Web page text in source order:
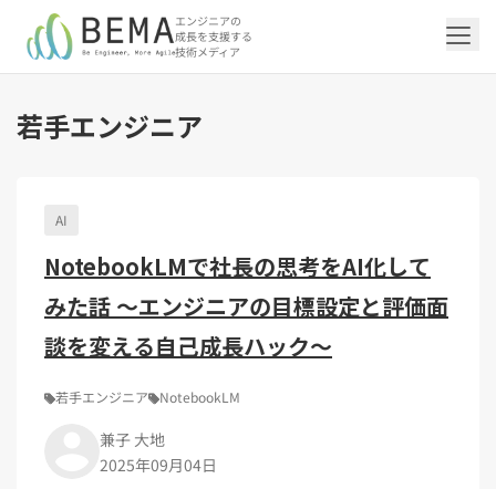
エンジニアの
成長を支援する
技術メディア
「アジャイル開発/スクラム」の記事一覧を
「アジャイル開発/スクラム」のタグ一覧
スクラムマスター（18）
アジャイル（14）
レトロスペクティブ（6）
DX Criteria（1）
「DevOps/クラウド」の記事一覧を見る
AWS（20）
CI/CD（9）
Terraform（6）
インフラストラクチャ（5）
Docker（4）
サーバーレス（3）
CloudWatch（2）
CodeCommit（2）
Amplify（2）
Ansible（2）
Google Cloud（1）
Platform Engineering（1）
さくらのクラウド（1）
「AI」の記事一覧を見る
生成AI（13）
AIエージェント（4）
NotebookLM（3）
Gemini（3）
OpenAI（1）
CNN（1） 深層学習（1）
「バックエンド」の記事一覧を見る
Oracle APEX（5）
Python（4）
API（2）
Ruby（2）
SQL（1）
アクセス制御（1）
Cloud SQL（1）
MySQL（1）
「Flutter/モバイル」の記事一覧を見る
Flutter（38）
Dart（6）
Swift（2）
アプリ開発（1）
「Jamstack/フロントエンド」の記事一覧
「Jamstack/フロントエンド」のタグ一覧
Jamstack（10）
Astro（10）
SSG（9）
microCMS（7）
TypeScript（4）
Puppeteer（1）
SEO（1）
「others」の記事一覧を見る
エンジニア組織（48）
イベント（41）
アドベントカレンダー2024（25）
スキルアップ（24）
日本CTO協会（18）
若手エンジニア（12）
トラブルシューティング（12）
マネジメント（6）
DX推進（5）
オープンイノベーション（4）
若手エンジニア
AI
NotebookLMで社長の思考をAI化して
みた話 〜エンジニアの目標設定と評価面
談を変える自己成長ハック〜
若手エンジニア NotebookLM
兼子 大地
2025年09月04日